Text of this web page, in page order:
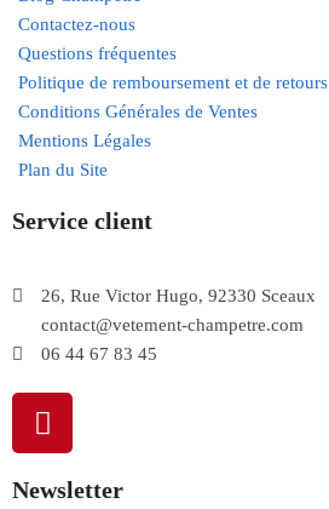
Contactez-nous
Questions fréquentes
Politique de remboursement et de retours
Conditions Générales de Ventes
Mentions Légales
Plan du Site
Service client
26, Rue Victor Hugo, 92330 Sceaux
contact@vetement-champetre.com
06 44 67 83 45
Newsletter